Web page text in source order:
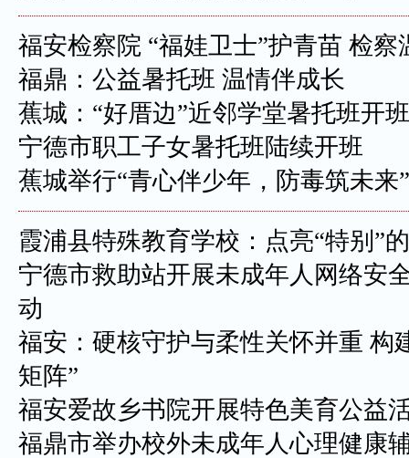
福安检察院 “福娃卫士”护青苗 检察
福鼎：公益暑托班 温情伴成长
蕉城：“好厝边”近邻学堂暑托班开班
宁德市职工子女暑托班陆续开班
蕉城举行“青心伴少年，防毒筑未来
霞浦县特殊教育学校：点亮“特别”
宁德市救助站开展未成年人网络安
动
福安：硬核守护与柔性关怀并重 构
矩阵”
福安爱故乡书院开展特色美育公益
福鼎市举办校外未成年人心理健康